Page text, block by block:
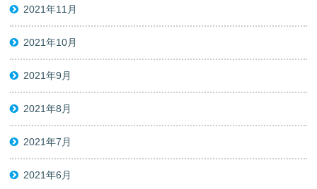
2021年11月
2021年10月
2021年9月
2021年8月
2021年7月
2021年6月